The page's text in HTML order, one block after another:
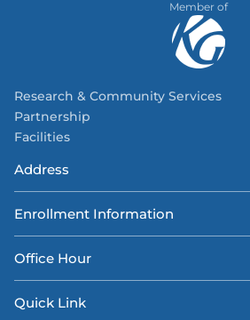
Member of
Research & Community Services
Partnership
Facilities
Address
Enrollment Information
Office Hour
Quick Link